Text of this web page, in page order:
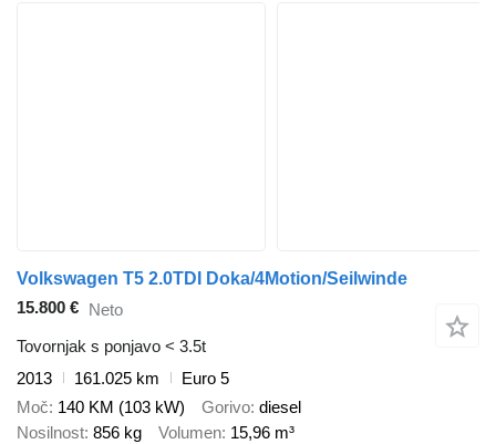
Volkswagen T5 2.0TDI Doka/4Motion/Seilwinde
15.800 € Neto
Tovornjak s ponjavo < 3.5t
2013
161.025 km
Euro 5
Moč 140 KM (103 kW) Gorivo diesel
Nosilnost 856 kg Volumen 15,96 m³